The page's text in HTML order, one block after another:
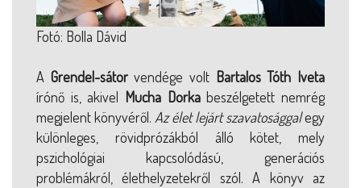
Fotó: Bolla Dávid
A Grendel-sátorvendége volt Bartalos Tóth Iveta
írónő is, akivel Mucha Dorkabeszélgetett nemrég
megjelent könyvéről. Az élet lejárt szavatosággalegy
különleges, rövidprózákból álló kötet, mely
pszichológiai kapcsolódású, generációs
problémákról, élethelyzetekről szól. A könyv az